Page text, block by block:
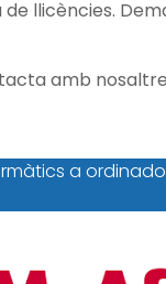
llicències.
amb
a